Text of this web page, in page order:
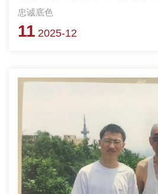
忠诚底色
11 2025-12